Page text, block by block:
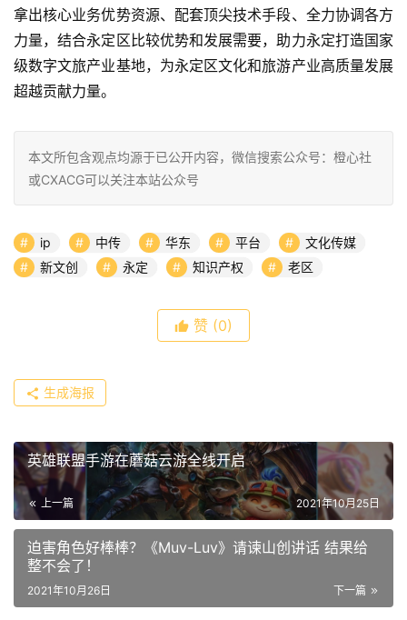
拿出核心业务优势资源、配套顶尖技术手段、全力协调各方
力量，结合永定区比较优势和发展需要，助力永定打造国家
级数字文旅产业基地，为永定区文化和旅游产业高质量发展
超越贡献力量。
本文所包含观点均源于已公开内容，微信搜索公众号：橙心社
或CXACG可以关注本站公众号
ip 中传 华东 平台
文化传媒
新文创
永定 知识产权 老区
赞 (0)
生成海报
英雄联盟手游在蘑菇云游全线开启
上一篇 2021年10月25日
迫害角色好棒棒？《Muv-Luv》请谏山创讲话 结果给
整不会了！
下一篇
2021年10月26日